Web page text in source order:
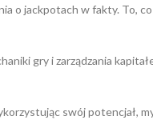
jackpotach w fakty. To,
gry i zarządzania
swój potencjał,